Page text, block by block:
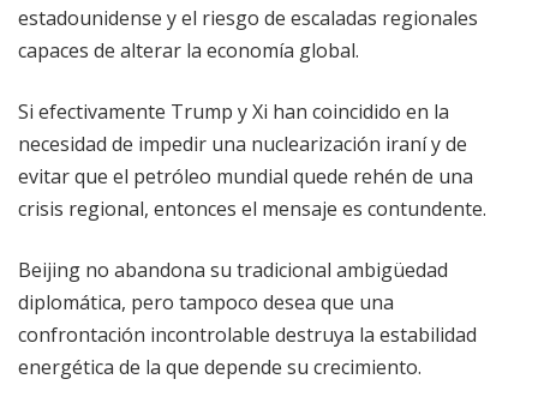
estadounidense y el riesgo de escaladas regionales
capaces de alterar la economía global.
Si efectivamente Trump y Xi han coincidido en la
necesidad de impedir una nuclearización iraní y de
evitar que el petróleo mundial quede rehén de una
crisis regional, entonces el mensaje es contundente.
Beijing no abandona su tradicional ambigüedad
diplomática, pero tampoco desea que una
confrontación incontrolable destruya la estabilidad
energética de la que depende su crecimiento.